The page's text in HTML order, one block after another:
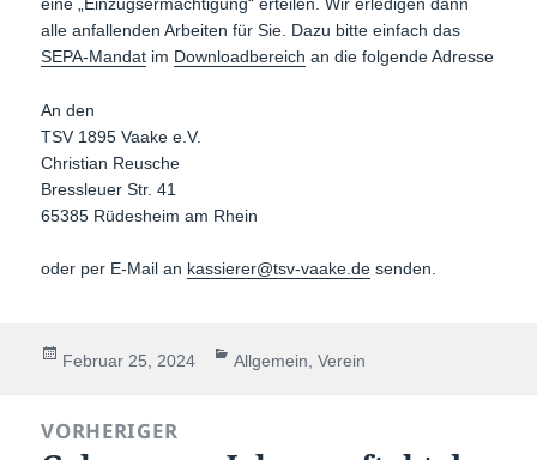
eine „Einzugsermächtigung“ erteilen. Wir erledigen dann
alle anfallenden Arbeiten für Sie. Dazu bitte einfach das
SEPA-Mandat im Downloadbereich an die folgende Adresse
An den
TSV 1895 Vaake e.V.
Christian Reusche
Bressleuer Str. 41
65385 Rüdesheim am Rhein
oder per E-Mail an kassierer@tsv-vaake.de senden.
Veröffentlicht
Februar 25, 2024 Kategorien
Allgemein ,Verein
VORHERIGER